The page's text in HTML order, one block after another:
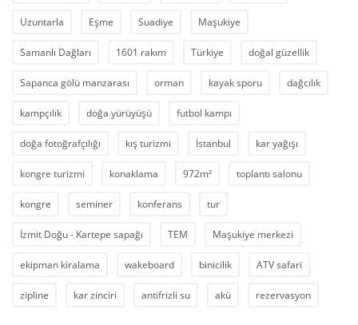
Uzuntarla Eşme Suadiye Maşukiye
Samanlı Dağları 1601 rakım Türkiye doğal güzellik
Sapanca gölü manzarası orman kayak sporu dağcılık
kampçılık doğa yürüyüşü futbol kampı
doğa fotoğrafçılığı kış turizmi İstanbul kar yağışı
kongre turizmi konaklama 972m² toplantı salonu
kongre seminer konferans tur
İzmit Doğu - Kartepe sapağı TEM Maşukiye merkezi
ekipman kiralama wakeboard binicilik ATV safari
zipline kar zinciri antifrizli su akü rezervasyon